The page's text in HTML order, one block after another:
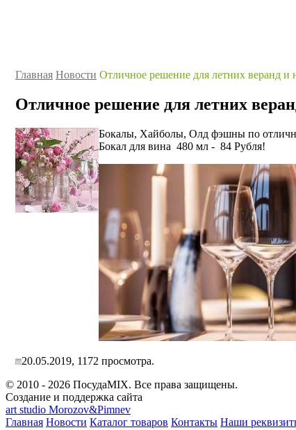
Главная Новости Отличное решение для летних веранд и
Отличное решение для летних
Бокалы, Хайболы, Олд фэшны по
Бокал для вина 480 мл - 84 Рубля!
20.05.2019, 1172 просмотра.
© 2010 - 2026 ПосудаMIX. Все права защищены.
Создание и поддержка сайта
art studio Morozov&Pimnev
Главная Новости Каталог товаров Контакты Наши